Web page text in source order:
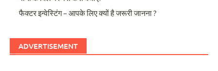
फैक्टर इन्वेस्टिंग – आपके लिए क्यों है जरूरी जानना ?
ADVERTISEMENT